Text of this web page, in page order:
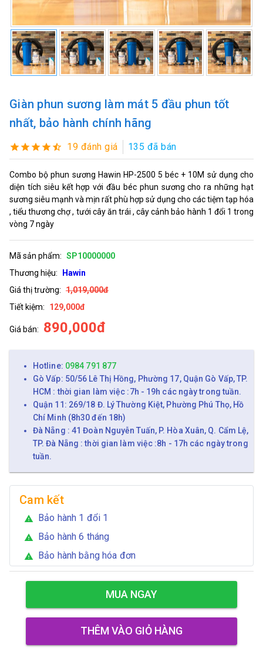
Giàn phun sương làm mát 5 đầu phun tốt
nhất, bảo hành chính hãng
19 đánh giá 135 đã bán
Combo bộ phun sương Hawin HP-2500 5 béc + 10M sử dụng cho
diện tích siêu kết hợp với đầu béc phun sương cho ra những hạt
sương siêu mạnh và mịn rất phù hợp sử dụng cho các tiệm tạp hóa
, tiểu thương chợ , tưới cây ăn trái , cây cảnh bảo hành 1 đổi 1 trong
vòng 7 ngày
Mã sản phẩm: SP10000000
Thương hiệu:
Hawin
Giá thị trường: 1,019,000đ
Tiết kiệm:
129,000đ
Giá bán: 890,000đ
Hotline: 0984 791 877
Gò Vấp: 50/56 Lê Thị Hồng, Phường 17, Quận Gò Vấp, TP.
HCM : thời gian làm việc :7h - 19h các ngày trong tuần.
Quận 11: 269/18 Đ. Lý Thường Kiệt, Phường Phú Thọ, Hồ
Chí Minh (8h30 đến 18h)
Đà Nẵng : 41 Đoàn Nguyễn Tuấn, P. Hòa Xuân, Q. Cẩm Lệ,
TP. Đà Nẵng : thời gian làm việc :8h - 17h các ngày trong
tuần.
Cam kết
warning Bảo hành 1 đổi 1
warning Bảo hành 6 tháng
warning Bảo hành bằng hóa đơn
MUA NGAY
THÊM VÀO GIỎ HÀNG